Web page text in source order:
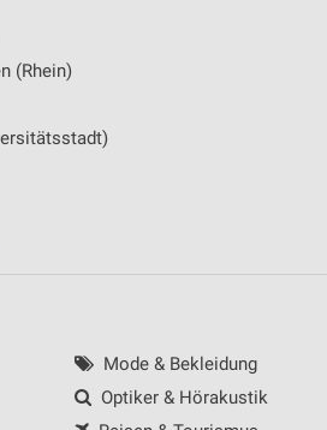
(Rhein)
Mode & Bekleidung
Optiker & Hörakustik
Personalisierung
zur Auswahl
von Inhalten
aus verschiedenen
der Angebote
Daten zur Auswahl von